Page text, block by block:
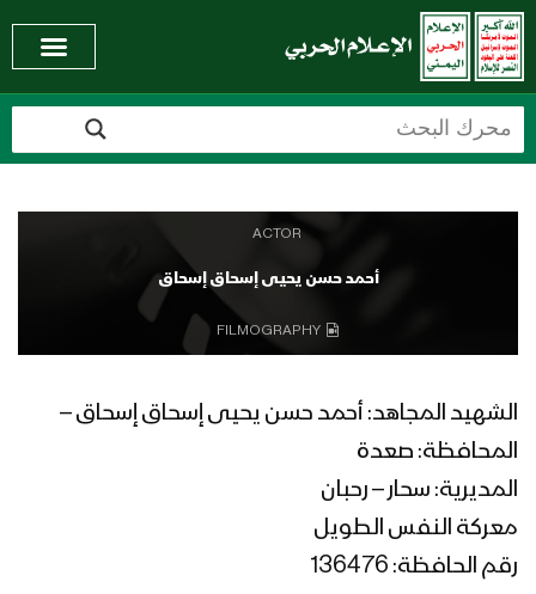
ACTOR
أحمد حسن يحيى إسحاق إسحاق
FILMOGRAPHY
الشهيد المجاهد: أحمد حسن يحيى إسحاق إسحاق –
المحافظة: صعدة
المديرية: سحار – رحبان
معركة النفس الطويل
رقم الحافظة: 136476